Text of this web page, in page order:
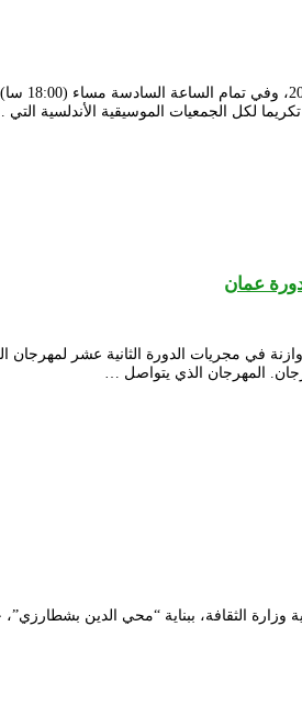
ينظم
لكل الجمعيات الموسيقية الأندلسية التي
2020 بالعاصمة الأردنية عمان، بمشاركة وازنة في مجريات
المهرجان الذي يتواصل …